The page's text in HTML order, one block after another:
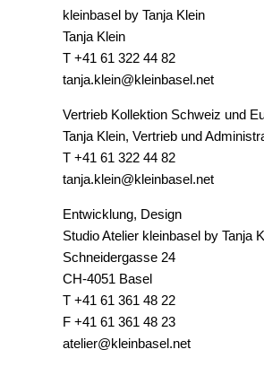
kleinbasel by Tanja Klein
Tanja Klein
T +41 61 322 44 82
tanja.klein@kleinbasel.net
Vertrieb Kollektion Schweiz und
Tanja Klein, Vertrieb und
T +41 61 322 44 82
tanja.klein@kleinbasel.net
Entwicklung, Design
Studio Atelier kleinbasel by Tanja
Schneidergasse 24
CH-4051 Basel
T +41 61 361 48 22
F +41 61 361 48 23
atelier@kleinbasel.net